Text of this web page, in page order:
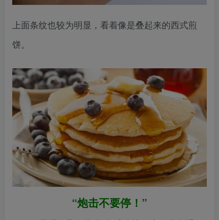
上面条纹也较为明显，看着像是叠起来的西式煎
饼。
“炮击不要停！”